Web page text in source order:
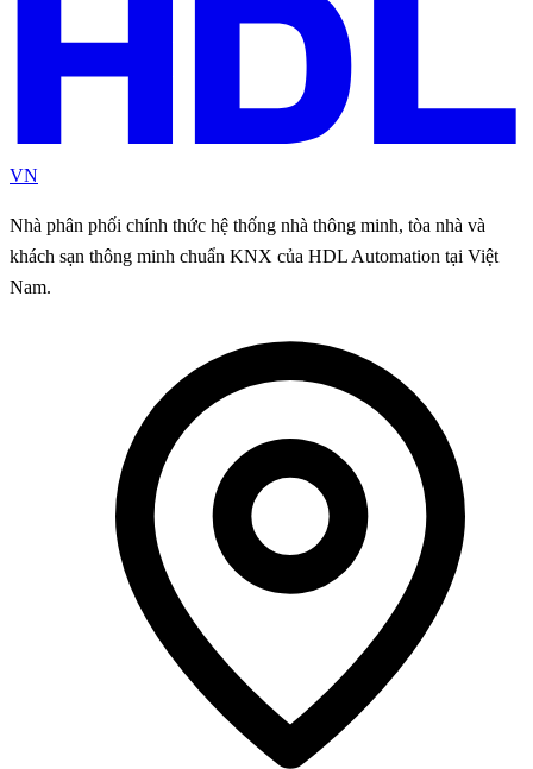
VN
Nhà phân phối chính thức hệ thống nhà thông minh, tòa nhà và
khách sạn thông minh chuẩn KNX của HDL Automation tại Việt
Nam.